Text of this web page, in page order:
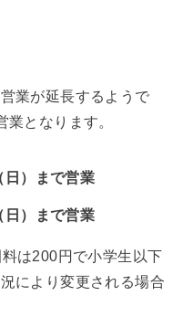
業が延長するようで
となります。
日）まで営業
日）まで営業
は200円で小学生以下
により変更される場合